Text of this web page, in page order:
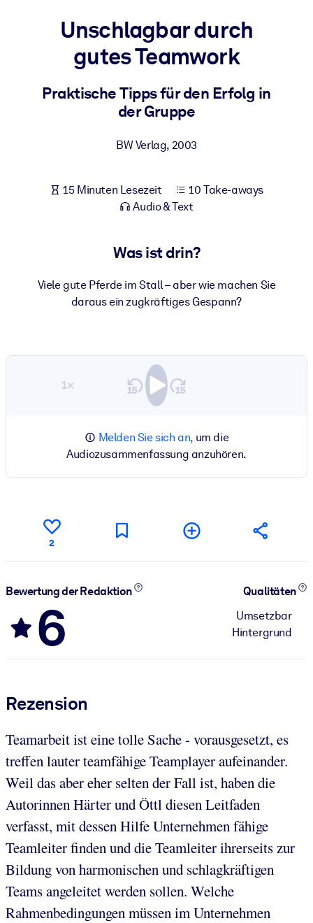
Bauen Sie eine gesunde und resiliente Belegschaft auf.
Für LMS/LXP
Integrieren Sie kompaktes, verifiziertes Wissen in Ihr LMS/LXP für
Bereichern Sie Ihre Unternehmensbibliothek mit
vertrauenswürdigem, praxisnahem Business-Wissen.
Nutzen Sie verlässliches, strukturiertes Wissen, um die Ergebnisse
Unschlagbar durch
gutes Teamwork
Praktische Tipps für den Erfolg in
der Gruppe
BW Verlag, 2003
15 Minuten Lesezeit
10 Take-aways
Audio & Text
Was ist drin?
Viele gute Pferde im Stall – aber wie machen Sie
daraus ein zugkräftiges Gespann?
1×
Melden Sie sich an,um die
Audiozusammenfassung anzuhören.
2
Bewertung der Redaktion
6
Qualitäten
Umsetzbar
Hintergrund
Rezension
Teamarbeit ist eine tolle Sache - vorausgesetzt, es
treffen lauter teamfähige Teamplayer aufeinander.
Weil das aber eher selten der Fall ist, haben die
Autorinnen Härter und Öttl diesen Leitfaden
verfasst, mit dessen Hilfe Unternehmen fähige
Teamleiter finden und die Teamleiter ihrerseits zur
Bildung von harmonischen und schlagkräftigen
Teams angeleitet werden sollen. Welche
Rahmenbedingungen müssen im Unternehmen